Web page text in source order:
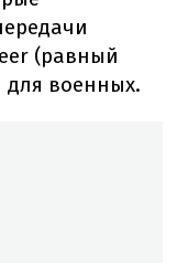
(равный
для военных.